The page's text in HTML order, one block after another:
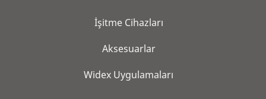
İşitme Cihazları
Aksesuarlar
Widex Uygulamaları